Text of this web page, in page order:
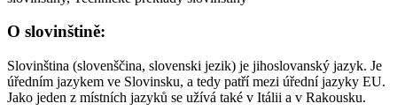
O slovinštině:
Slovinština (slovenščina, slovenski jezik) je jihoslovanský jazyk. Je
úředním jazykem ve Slovinsku, a tedy patří mezi úřední jazyky EU.
Jako jeden z místních jazyků se užívá také v Itálii a v Rakousku.